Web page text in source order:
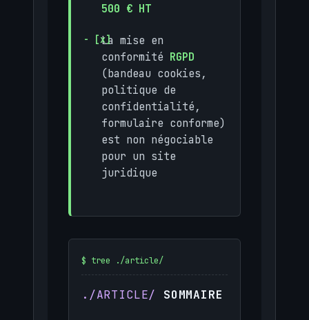
500 € HT
La mise en
conformité RGPD
(bandeau cookies,
politique de
confidentialité,
formulaire conforme)
est non négociable
pour un site
juridique
SOMMAIRE